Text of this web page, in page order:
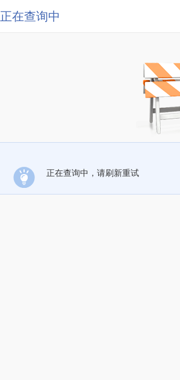
正在查询中
正在查询中，请刷新重试